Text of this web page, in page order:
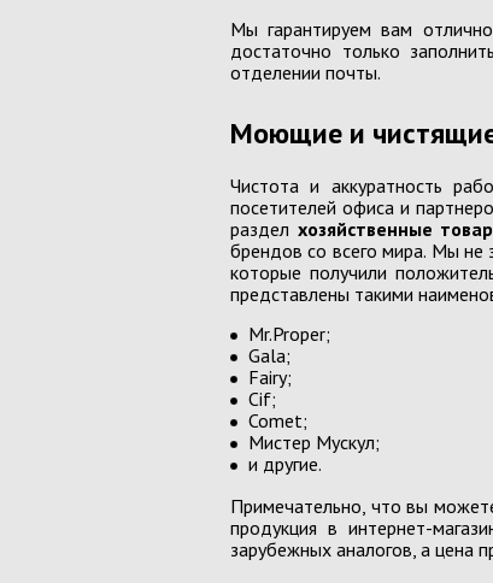
Матеріали для рукоділля
Бумага туалетная,
бум.салфетки
БЫТОВАЯ ХИМИЯ
Губки, салф. д/уборки,
однораз.посуда
Альбомы, блокноты,
Блокноты с пайетками
Мы гарантируем вам
достаточно только
отделении почты.
Моющие и чистящие
Чистота и аккуратность
посетителей офиса и
раздел хозяйственные
брендов со всего мира. Мы не
которые получили
представлены такими
Mr.Proper;
Gala;
Fairy;
Cif;
Comet;
Мистер Мускул;
и другие.
Примечательно, что вы
продукция в интернет-
зарубежных аналогов, а цена